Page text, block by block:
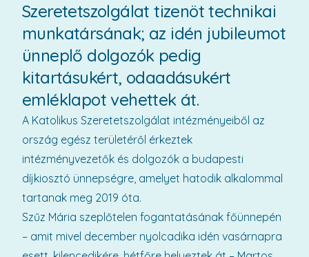
Szeretetszolgálat tizenöt technikai
munkatársának; az idén jubileumot
ünneplő dolgozók pedig
kitartásukért, odaadásukért
emléklapot vehettek át.
A Katolikus Szeretetszolgálat intézményeiből az
ország egész területéről érkeztek
intézményvezetők és dolgozók a budapesti
díjkiosztó ünnepségre, amelyet hatodik alkalommal
tartanak meg 2019 óta.
Szűz Mária szeplőtelen fogantatásának főünnepén
– amit mivel december nyolcadika idén vasárnapra